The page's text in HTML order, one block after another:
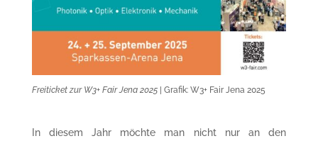
Freiticket zur W3+ Fair Jena 2025 | Grafik: W3+ Fair Jena 2025
In diesem Jahr möchte man nicht nur an den